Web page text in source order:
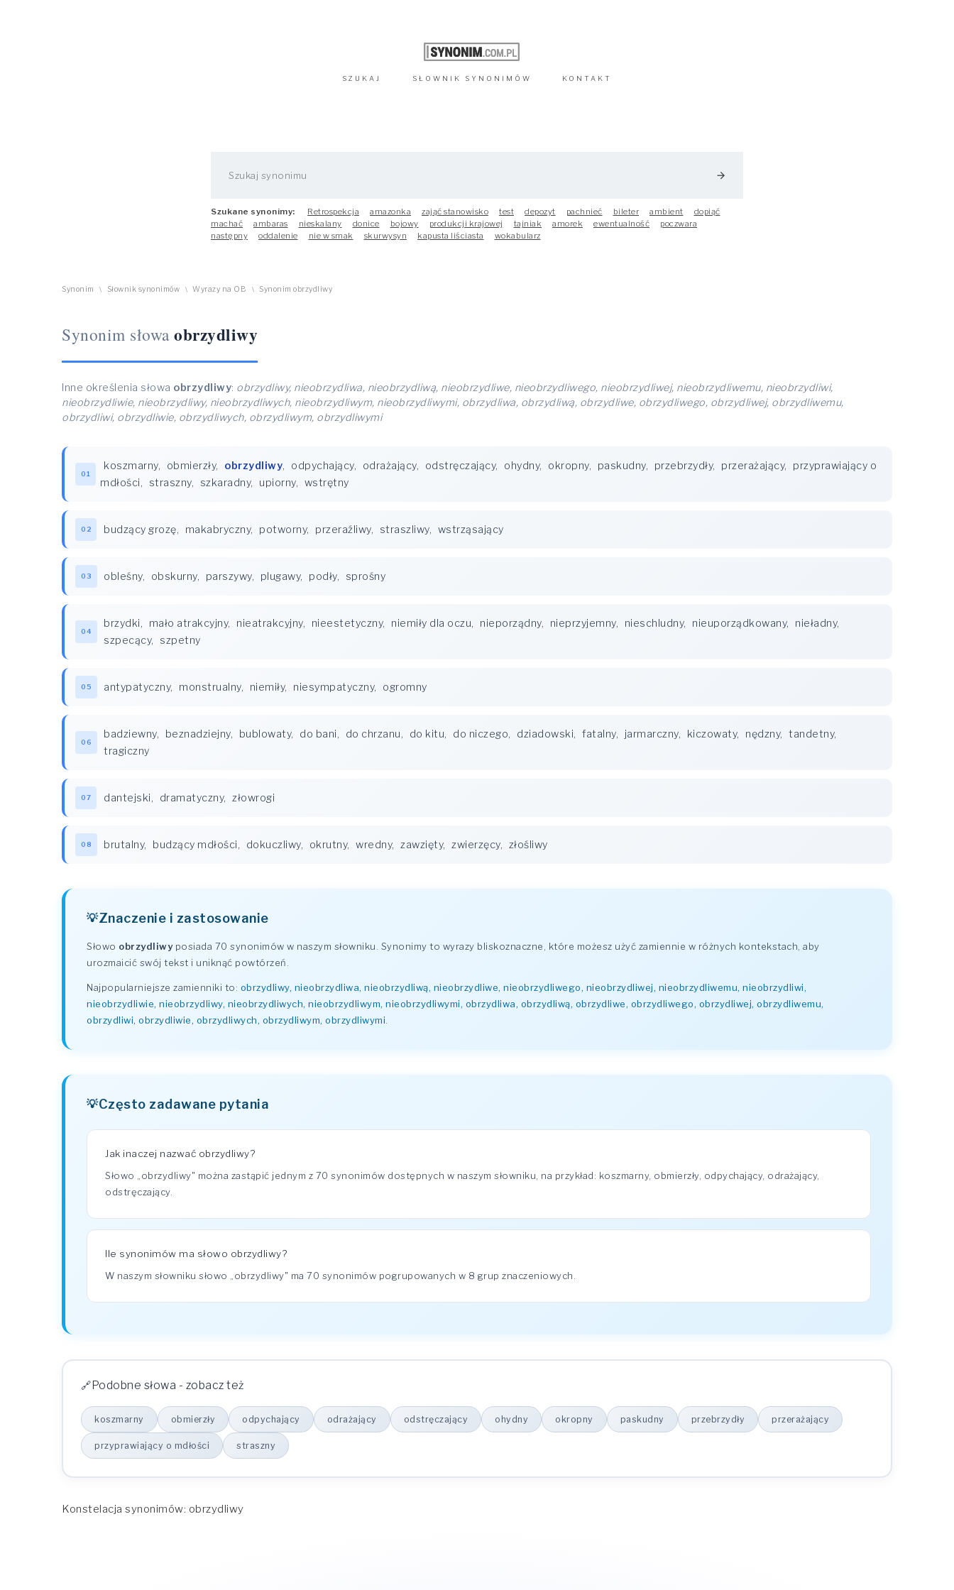
SZUKAJ SŁOWNIK SYNONIMÓW KONTAKT
arrow_forward
Szukane synonimy: Retrospekcja amazonka zająć stanowisko test depozyt pachnieć bileter ambient
dopiąć
machać
ambaras nieskalany donice bojowy produkcji krajowej tajniak amorek ewentualność
poczwara
następny
oddalenie nie w smak skurwysyn kapusta liściasta wokabularz
Synonim \ Słownik synonimów \ Wyrazy na OB \ Synonim obrzydliwy
Synonim słowa obrzydliwy
Inne określenia słowa obrzydliwy: obrzydliwy, nieobrzydliwa, nieobrzydliwą, nieobrzydliwe, nieobrzydliwego, nieobrzydliwej, nieobrzydliwemu, nieobrzydliwi,
nieobrzydliwie, nieobrzydliwy, nieobrzydliwych, nieobrzydliwym, nieobrzydliwymi, obrzydliwa, obrzydliwą, obrzydliwe, obrzydliwego, obrzydliwej, obrzydliwemu,
obrzydliwi, obrzydliwie, obrzydliwych, obrzydliwym, obrzydliwymi
01
koszmarny, obmierzły, obrzydliwy, odpychający, odrażający, odstręczający, ohydny, okropny, paskudny, przebrzydły, przerażający,
przyprawiający o
mdłości, straszny, szkaradny, upiorny, wstrętny
02 budzący grozę, makabryczny, potworny, przeraźliwy, straszliwy, wstrząsający
03 obleśny, obskurny, parszywy, plugawy, podły, sprośny
04
brzydki, mało atrakcyjny, nieatrakcyjny, nieestetyczny, niemiły dla oczu, nieporządny, nieprzyjemny, nieschludny, nieuporządkowany, nieładny,
szpecący, szpetny
05 antypatyczny, monstrualny, niemiły, niesympatyczny, ogromny
06
badziewny, beznadziejny, bublowaty, do bani, do chrzanu, do kitu, do niczego, dziadowski, fatalny, jarmarczny, kiczowaty, nędzny, tandetny,
tragiczny
07 dantejski, dramatyczny, złowrogi
08 brutalny, budzący mdłości, dokuczliwy, okrutny, wredny, zawzięty, zwierzęcy, złośliwy
Znaczenie i zastosowanie
Słowo obrzydliwyposiada 70 synonimów w naszym słowniku. Synonimy to wyrazy bliskoznaczne, które możesz użyć zamiennie w różnych kontekstach, aby
urozmaicić swój tekst i uniknąć powtórzeń.
Najpopularniejsze zamienniki to: obrzydliwy, nieobrzydliwa, nieobrzydliwą, nieobrzydliwe, nieobrzydliwego, nieobrzydliwej, nieobrzydliwemu, nieobrzydliwi,
nieobrzydliwie, nieobrzydliwy, nieobrzydliwych, nieobrzydliwym, nieobrzydliwymi, obrzydliwa, obrzydliwą, obrzydliwe, obrzydliwego, obrzydliwej, obrzydliwemu,
obrzydliwi, obrzydliwie, obrzydliwych, obrzydliwym, obrzydliwymi
Często zadawane pytania
Jak inaczej nazwać obrzydliwy?
Słowo „obrzydliwy" można zastąpić jednym z 70 synonimów dostępnych w naszym słowniku, na przykład: koszmarny, obmierzły, odpychający, odrażający,
odstręczający.
Ile synonimów ma słowo obrzydliwy?
W naszym słowniku słowo „obrzydliwy" ma 70 synonimów pogrupowanych w 8 grup znaczeniowych.
Podobne słowa - zobacz też
koszmarny obmierzły odpychający odrażający odstręczający ohydny okropny paskudny przebrzydły przerażający
przyprawiający o mdłości straszny
Konstelacja synonimów: obrzydliwy